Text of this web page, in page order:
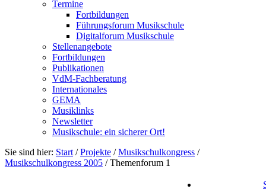
Termine
Fortbildungen
Führungsforum Musikschule
Digitalforum Musikschule
Stellenangebote
Fortbildungen
Publikationen
VdM-Fachberatung
Internationales
GEMA
Musiklinks
Newsletter
Musikschule: ein sicherer Ort!
Sie sind hier: Start /Projekte /Musikschulkongress /
Musikschulkongress 2005 /Themenforum 1